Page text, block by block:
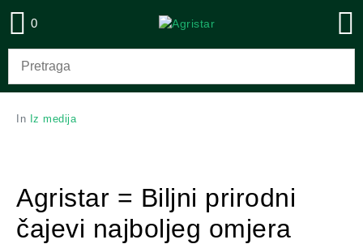
0
In Iz medija
Agristar = Biljni prirodni
čajevi najboljeg omjera